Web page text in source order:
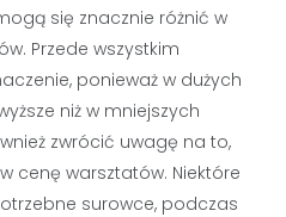
się znacznie różnić w
Przede wszystkim
ponieważ w dużych
niż w mniejszych
zwrócić uwagę na to,
cenę warsztatów. Niektóre
surowce, podczas